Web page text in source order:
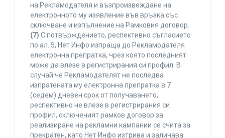
на Рекламодателя и възпроизвеждане на
електронното му изявление във връзка със
сключване и изпълнение на Рамковия договор.
(7) С потвърждението, респективно съгласието
по ал. 5, Нет Инфо изпраща до Рекламодателя
електронна препратка, чрез която последният
може да влезе в регистрирания си профил. В
случай че Рекламодателят не последва
изпратената му електронна препратка в 7
(седем) дневен срок от получаването,
респективно не влезе в регистрирания си
профил, сключеният рамков договор за
реализиране на рекламни кампании се счита за
прекратен, като Нет Инфо изтрива и заличава